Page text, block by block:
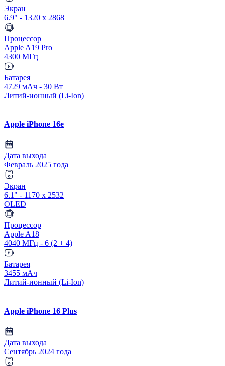
Экран
6.9" - 1320 x 2868
Процессор
Apple A19 Pro
4300 МГц
Батарея
4729 мАч - 30 Вт
Литий-ионный (Li-Ion)
Apple iPhone 16e
Дата выхода
Февраль 2025 года
Экран
6.1" - 1170 x 2532
OLED
Процессор
Apple A18
4040 МГц - 6 (2 + 4)
Батарея
3455 мАч
Литий-ионный (Li-Ion)
Apple iPhone 16 Plus
Дата выхода
Сентябрь 2024 года